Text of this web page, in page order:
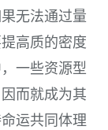
无法通过量
高质的密度
一些资源型
而就成为其
运共同体理